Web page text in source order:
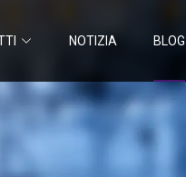
NOTIZIA BLOG